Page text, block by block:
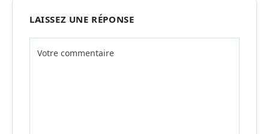
LAISSEZ UNE RÉPONSE